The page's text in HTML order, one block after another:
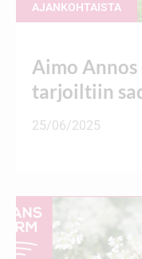
AJANKOHTAISTA
Aimo
tarjoiltiin
25/06/2025